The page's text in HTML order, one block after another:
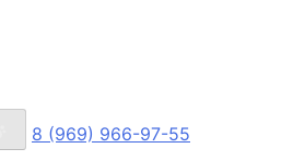
8 (969) 966-97-55